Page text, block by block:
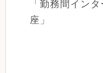
「勤務間イン
座」